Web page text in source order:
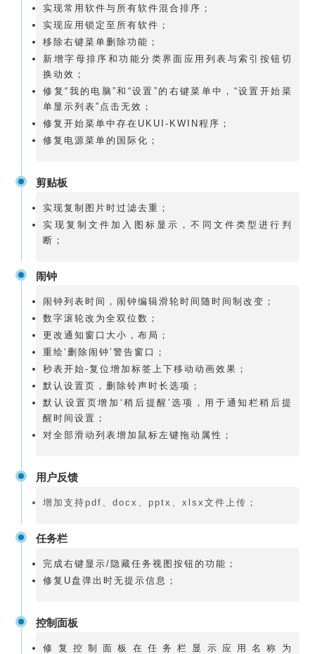
实现常用软件与所有软件混合排序；
实现应用锁定至所有软件；
移除右键菜单删除功能；
新增字母排序和功能分类界面应用列表与索引按钮切
换动效；
修复“我的电脑”和“设置”的右键菜单中，“设置开始菜
单显示列表”点击无效；
修复开始菜单中存在UKUI-KWIN程序；
修复电源菜单的国际化；
剪贴板
实现复制图片时过滤去重；
实现复制文件加入图标显示，不同文件类型进行判
断；
闹钟
闹钟列表时间，闹钟编辑滑轮时间随时间制改变；
数字滚轮改为全双位数；
更改通知窗口大小，布局；
重绘‘删除闹钟’警告窗口；
秒表开始-复位增加标签上下移动动画效果；
默认设置页，删除铃声时长选项；
默认设置页增加‘稍后提醒’选项，用于通知栏稍后提
醒时间设置；
对全部滑动列表增加鼠标左键拖动属性；
用户反馈
增加支持pdf、docx、pptx、xlsx文件上传；
任务栏
完成右键显示/隐藏任务视图按钮的功能；
修复U盘弹出时无提示信息；
控制面板
修复控制面板在任务栏显示应用名称为